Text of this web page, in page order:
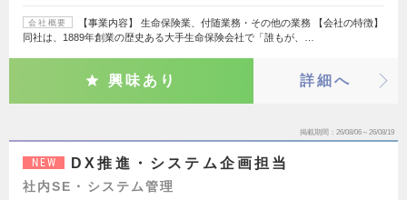
会社概要
【事業内容】 生命保険業、付随業務・その他の業務 【会社の特徴】
同社は、1889年創業の歴史ある大手生命保険会社で「誰もが、…
興味あり 詳細へ
掲載期間 26/08/06～26/08/19
NEW DX推進・システム企画担当
社内SE・システム管理